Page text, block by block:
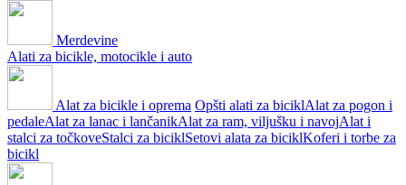
Merdevine
Alati za bicikle, motocikle i auto
Alat za bicikle i oprema Opšti alati za biciklAlat za pogon i
pedaleAlat za lanac i lančanikAlat za ram, viljušku i navojAlat i
stalci za točkoveStalci za biciklSetovi alata za biciklKoferi i torbe za
bicikl